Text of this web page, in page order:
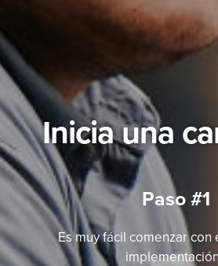
Inicia una
Paso #1
Es muy fácil comenzar con